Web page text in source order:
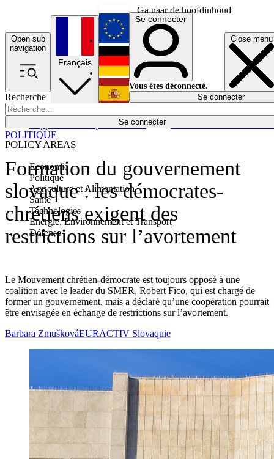
Ga naar de hoofdinhoud
Open sub
navigation
Close menu
Recherche
Se connecter
POLICY AREAS
Economie
Politique
Agriculture et Alimentation
Santé
Technologies
Energie, Environnement et Transport
Défense
Économie
Français
English
Deutsch
Español
Se connecter
Vous êtes déconnecté.
Se connecter
Formation du gouvernement
slovaque : les démocrates-
chrétiens exigent des
restrictions sur l’avortement
Le Mouvement chrétien-démocrate est toujours opposé à une
coalition avec le leader du SMER, Robert Fico, qui est chargé de
former un gouvernement, mais a déclaré qu’une coopération pourrait
être envisagée en échange de restrictions sur l’avortement.
POLITIQUE
Barbara ZmuškováEURACTIV Slovaquie